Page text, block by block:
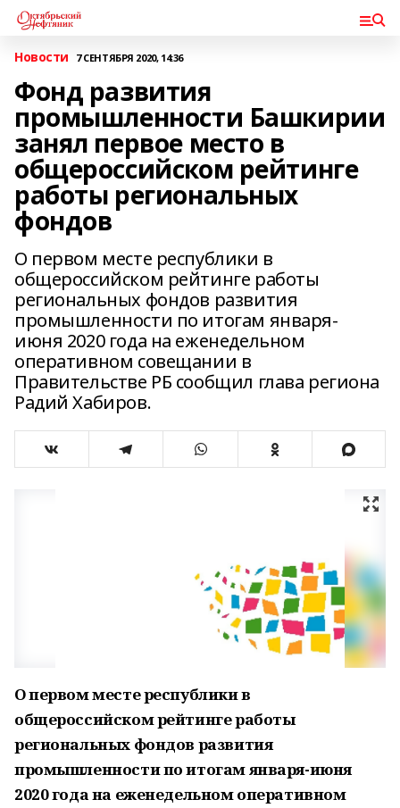
Новости 7 СЕНТЯБРЯ 2020, 14:36
Фонд развития
промышленности Башкирии
занял первое место в
общероссийском рейтинге
работы региональных
фондов
О первом месте республики в
общероссийском рейтинге работы
региональных фондов развития
промышленности по итогам января-
июня 2020 года на еженедельном
оперативном совещании в
Правительстве РБ сообщил глава региона
Радий Хабиров.
О первом месте республики в
общероссийском рейтинге работы
региональных фондов развития
промышленности по итогам января-июня
2020 года на еженедельном оперативном